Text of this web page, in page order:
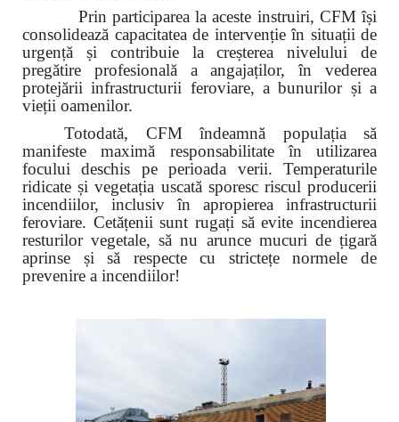
Prin participarea la aceste instruiri, CFM își
consolidează capacitatea de intervenție în situații de
urgență și contribuie la creșterea nivelului de
pregătire profesională a angajaților, în vederea
protejării infrastructurii feroviare, a bunurilor și a
vieții oamenilor.
Totodată, CFM îndeamnă populația să
manifeste maximă responsabilitate în utilizarea
focului deschis pe perioada verii. Temperaturile
ridicate și vegetația uscată sporesc riscul producerii
incendiilor, inclusiv în apropierea infrastructurii
feroviare. Cetățenii sunt rugați să evite incendierea
resturilor vegetale, să nu arunce mucuri de țigară
aprinse și să respecte cu strictețe normele de
prevenire a incendiilor!